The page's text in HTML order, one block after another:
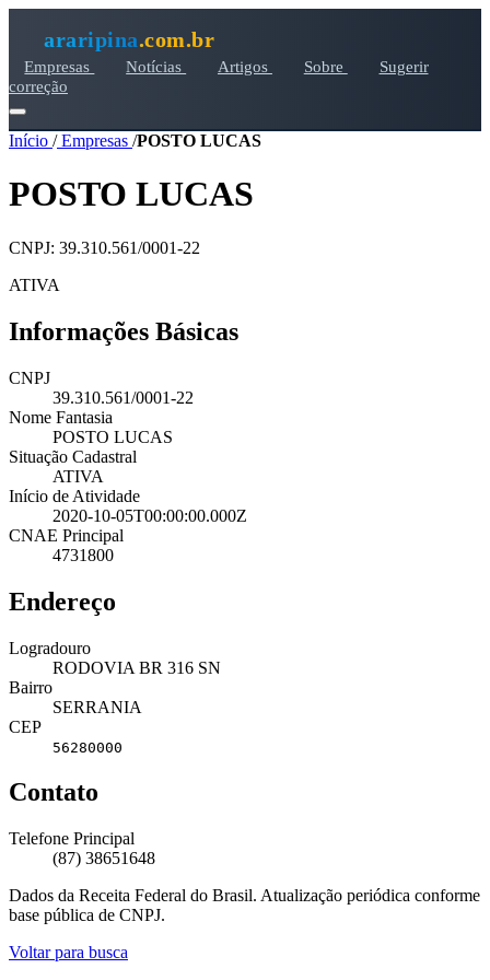
araripina.com.br
Empresas Notícias Artigos Sobre
Sugerir
correção
Início /Empresas /POSTO LUCAS
POSTO LUCAS
CNPJ: 39.310.561/0001-22
ATIVA
Informações Básicas
CNPJ
39.310.561/0001-22
Nome Fantasia
POSTO LUCAS
Situação Cadastral
ATIVA
Início de Atividade
2020-10-05T00:00:00.000Z
CNAE Principal
4731800
Endereço
Logradouro
RODOVIA BR 316 SN
Bairro
SERRANIA
CEP
56280000
Contato
Telefone Principal
(87) 38651648
Dados da Receita Federal do Brasil. Atualização periódica conforme
base pública de CNPJ.
Voltar para busca